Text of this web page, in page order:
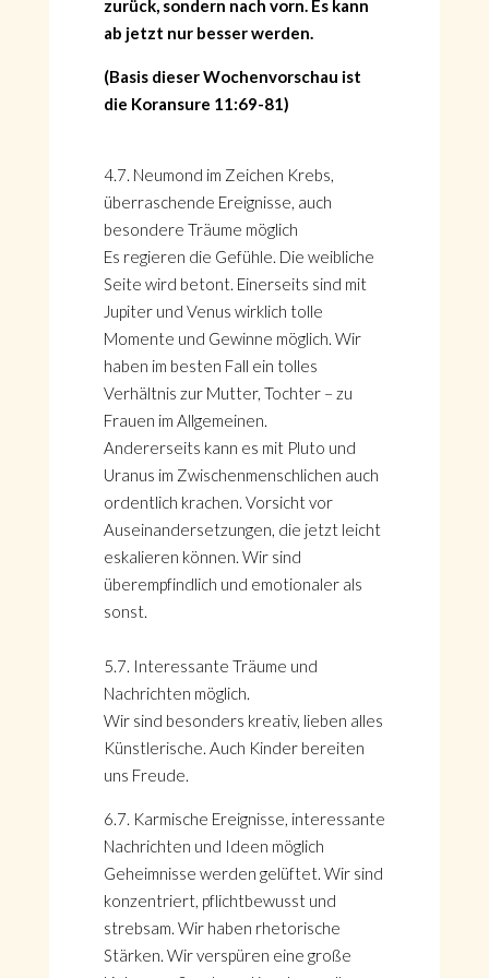
zurück, sondern nach vorn. Es kann
ab jetzt nur besser werden.
(Basis dieser Wochenvorschau ist
die Koransure 11:69-81)
4.7. Neumond im Zeichen Krebs,
überraschende Ereignisse, auch
besondere Träume möglich
Es regieren die Gefühle. Die weibliche
Seite wird betont. Einerseits sind mit
Jupiter und Venus wirklich tolle
Momente und Gewinne möglich. Wir
haben im besten Fall ein tolles
Verhältnis zur Mutter, Tochter – zu
Frauen im Allgemeinen.
Andererseits kann es mit Pluto und
Uranus im Zwischenmenschlichen auch
ordentlich krachen. Vorsicht vor
Auseinandersetzungen, die jetzt leicht
eskalieren können. Wir sind
überempfindlich und emotionaler als
sonst.
5.7. Interessante Träume und
Nachrichten möglich.
Wir sind besonders kreativ, lieben alles
Künstlerische. Auch Kinder bereiten
uns Freude.
6.7. Karmische Ereignisse, interessante
Nachrichten und Ideen möglich
Geheimnisse werden gelüftet. Wir sind
konzentriert, pflichtbewusst und
strebsam. Wir haben rhetorische
Stärken. Wir verspüren eine große